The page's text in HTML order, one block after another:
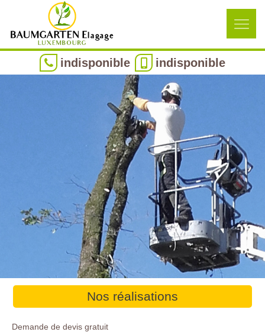
indisponible indisponible
Nos réalisations
Demande de devis gratuit